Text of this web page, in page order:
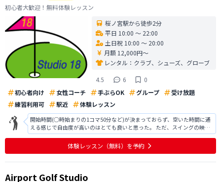
初心者大歓迎！無料体験レッスン
桜ノ宮駅から徒歩2分
平日 10:00 〜 22:00
土日祝 10:00 〜 20:00
月額 12,000円〜
レンタル： クラブ、シューズ、グローブ
4.5
6
0
初心者向け
女性コーチ 手ぶらOK グループ
受け放題
練習利用可
駅近 体験レッスン
開始時間(◯時始まりの1コマ50分など)が決まっておらず、空いた時間に通
える感じで自由度が高いのはとても良いと思った。 ただ、スイングの映像
は診てもらえますが打った球の弾道などが分からないので、その辺りの機
材も充実していればもっと良いのになと感じました。 指導についてはとて
も気さくな感じで好印象を持
体験レッスン （無料） を予約
Airport Golf Studio